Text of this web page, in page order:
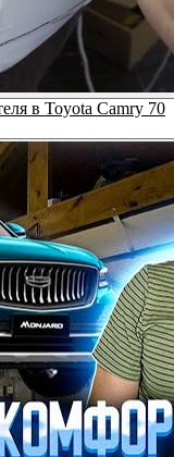
в Toyota Camry 70